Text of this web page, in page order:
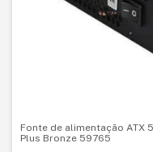
Fonte de alimentação ATX
Plus Bronze 59765